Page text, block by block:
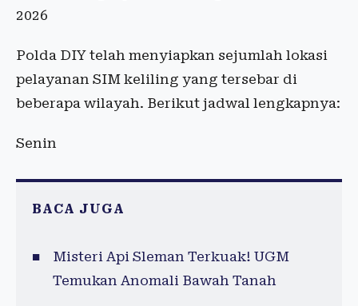
2026
Polda DIY telah menyiapkan sejumlah lokasi
pelayanan SIM keliling yang tersebar di
beberapa wilayah. Berikut jadwal lengkapnya:
Senin
BACA JUGA
Misteri Api Sleman Terkuak! UGM
Temukan Anomali Bawah Tanah